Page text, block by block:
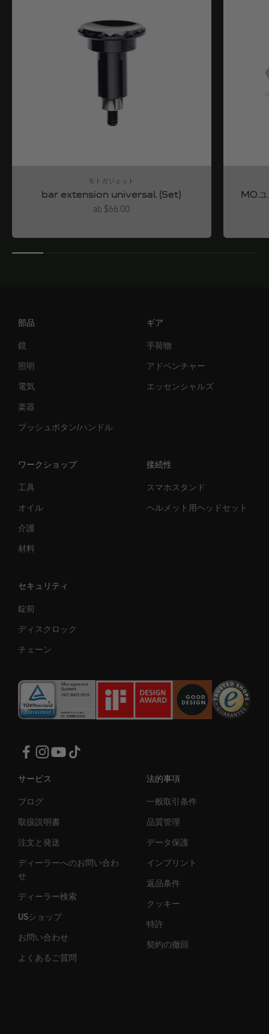
モトガジェット
bar extension universal (Set)
Angebot
ab $66.00
MO.ユ
部品
鏡
照明
電気
楽器
プッシュボタン/ハンドル
ギア
手荷物
アドベンチャー
エッセンシャルズ
ワークショップ
工具
オイル
介護
材料
接続性
スマホスタンド
ヘルメット用ヘッドセット
セキュリティ
錠前
ディスクロック
チェーン
サービス
ブログ
取扱説明書
注文と発送
ディーラーへのお問い合わ
せ
ディーラー検索
USショップ
お問い合わせ
よくあるご質問
法的事項
一般取引条件
品質管理
データ保護
インプリント
返品条件
クッキー
特許
契約の撤回